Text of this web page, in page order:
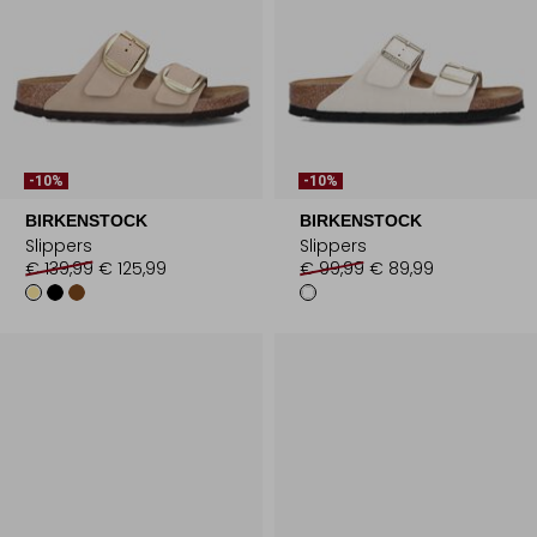
-10%
BIRKENSTOCK
Slippers
€ 139,99 € 125,99
-10%
BIRKENSTOCK
Slippers
€ 99,99 € 89,99